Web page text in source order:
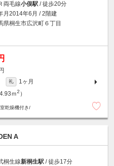
両毛線小俣駅 / 徒歩20分
月2014年6月 / 2階建
県桐生市広沢町６丁目
礼
1ヶ月
ｍ2 ）
乾燥機付き/
A
桐生線新桐生駅 / 徒歩17分